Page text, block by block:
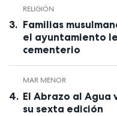
RELIGIÓN
Familias
el ayuntamiento
cementerio
MAR MENOR
El Abrazo al Agua
su sexta edición